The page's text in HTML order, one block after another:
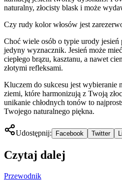
naturalny, złocisty blask i może
Czy rudy kolor włosów jest
Choć wiele osób o typie urody jesień
jedyny wyznacznik. Jesień może
ciepłego brązu, kasztanu, a nawet
złotymi refleksami.
Kluczem do sukcesu jest wybieranie
ziemi, które harmonizują z Twoją
unikanie chłodnych tonów to
Twojego naturalnego piękna.
Udostępnij: Facebook Twitter
Czytaj dalej
Przewodnik